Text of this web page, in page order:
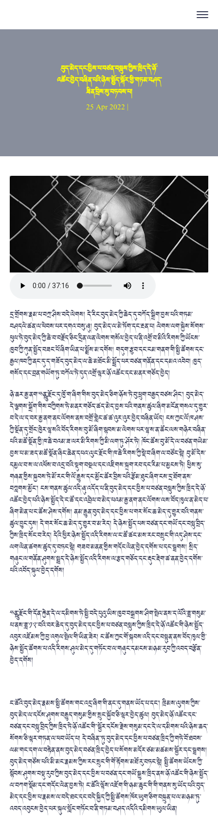
བུད་མེད་དང་བྱིས་པ་བཙན་བསླུས་ཀྱིས་ཁྲིད་དེ་ཉོ་
འཚོང་བྱེད་བཞིན་པའི་ཉེས་སྤྱོད་སྐོར་གྱི་གཏམ་བཤད་
ཟིན་བྲིས་སུ་བཏབས་པ།
25 Apr 2022 |
དྲ་གྲོགས་རྣམ་པ་བཀྲ་ཤིས་བདེ་ལེགས། དེ་རིང་བུད་མེད་ཀྱི་ཆེད་དུ་བཀོད་སྒྲིག་བྱས་པའི་གཏམ་
བཤདལེ་ཚན་ལ་ཕེབས་པར་དགའ་བསུ་ཞུ། བུད་མེད་ལ་མེ་ཏོག་དང་རྔན་པ། ལེགས་ལག་སྐྱེས་སོགས་
ཕུལ་ཏེ་བུད་མེད་ཀྱི་ཆེ་བ་བརྗོད་ཅིང་དྲིན་ལན་ལེགས་གསོལ་བྱེད་པ་ནི་འགྲོ་བ་མིའི་རིགས་ཀྱི་ཡོངས་
ཁྱབ་ཀྱི་ཀུན་སྤྱོད་བཟང་པོ་ཞིག་ཡིན་པ་སྨྲོས་མ་དགོས། གདུག་རྩུབ་དང་ངམ་གནག་གི་སྤྱི་ཚོགས་དང་
རྒྱལ་ཁབ་ཀྱི་ནང་དུ་ད་གཟོད་བུད་མེད་ལ་ཆེ་མཐོང་མི་སྤྲོད་པར་བཙན་གནོན་དང་དམའ་འབེབ། ཁྱད་
གསོད་དང་བྲན་གཡོག་ཏུ་བཀོལ་ཏེ་དུད་འགྲོ་ལྟར་ཉོ་འཚོང་དང་མནར་གཅོད་བྱེད།
ཉེ་ཆར་རྒྱ་ནག་ཧྥུན་རྫོང་དུ་ཁྱོ་ག་ཞིག་གིས་བུད་མེད་ཅིག་ཉོས་ཏེ་བུ་ཕྲུག་བརྒྱད་བཙས་ཤིང་། བུད་མེད་
དེ་ལྕགས་སྒྲོག་གིས་བཀྱིགས་ཏེ་མནར་གཅོད་ཚད་མེད་བྱས་པའི་གནས་ཚུལ་ཞིག་མངོན་གསལ་དུ་གྱུར་
བ་དེ་ལ་ད་བར་རྒྱ་ནག་ནང་ལོགས་ནས་བགྲོ་གླེང་ཚ་ཚ་འུར་འུར་བྱེད་བཞིན་ཡོད། ངས་ཀྱང་ལོ་ཁ་ཤས་
ཀྱི་སྔོན་དུ་གྲོང་ཁྱེར་ལྷ་སའི་བོད་རིགས་བུ་མོ་ཞིག་སྟབས་མ་ལེགས་པར་ལྷ་ས་ན་ཚོང་ལས་གཉེར་བཞིན་
པའི་མཚོ་སྔོན་གྱི་ཁ་ཆེ་བའམ་ཟ་ལར་མི་རིགས་ཀྱི་མི་ལག་ཏུ་ཤོར་ཏེ། ཁོང་ཚོས་བུ་མོ་དེ་ལ་བཙན་གཡེམ་
བྱས་པ་མ་ཟད་མཚོ་སྔོན་ཞིང་ཆེན་དཔའ་ལུང་རྫོང་གི་ཁ་ཆེ་རིགས་ཀྱི་སྡེ་བ་ཞིག་ལ་བཙོང་སྟེ། བུ་མོ་དེས་
དམྱལ་བ་ས་ལ་འཕོས་བ་འདྲ་བའི་སྡུག་བསྔལ་དང་འཇིགས་སྐྲག་རབ་དང་རིམ་པ་མྱངས་ཏེ། ཕྱིས་སུ་
གཞན་གྱིས་སྐྱབས་ཏེ་མོ་རང་གི་ལོ་རྒྱུས་དང་མྱོང་ཚོར་བྲིས་པའི་རྩོམ་ཐུང་ཞིག་ངས་དྲ་ཐོག་ནས་
བཀླགས་མྱོང་། ངས་གནས་ཚུལ་འདི་ཞུ་འདོད་པ་ནི་བུད་མེད་དང་བྱིས་པ་བཙན་བསླུས་ཀྱིས་ཁྲིད་དེ་ཉོ་
འཚོང་བྱེད་པའི་ཉེས་སྤྱོད་དེ་ང་ཚོ་དང་འབྲེལ་བ་མེད་པའམ་རྒྱ་ནག་ནང་ལོགས་ལས་བོད་ཁུལ་ན་མེད་པ་
ཞིག་མེན་པ་ང་ཚོས་ཤེས་དགོས། ནམ་རྒྱུན་བུད་མེད་དང་བྱིས་པ་གར་སོང་ཆ་མེད་དུ་གྱུར་བའི་གནས་
ཚུལ་བྱུང་དུས། དེ་གར་སོང་ཆ་མེད་དུ་གྱུར་བ་མ་རེད། དེ་ཉེས་སྤྱོད་པས་བཙན་དང་གཡོ་དང་བསླུ་བྲིད་
ཀྱིས་ཁྲིད་སོང་བ་རེད། དེའི་ཕྱིར་ཉེས་སྤྱོད་འདི་རིགས་ལ་ང་ཚོ་ཚང་མས་རང་བསྲུང་གི་འདུ་ཤེས་དང་
ལག་ལེན་ཚགས་ཚུད་དུ་བཏང་སྟེ། གཟབ་མནན་གྱིས་གདོང་ལེན་བྱེད་དགོས་པ་དང་སྦྲགས། སྲིད་
གཞུང་ལ་གནོན་ཤུགས་སྤྲད་དེ་ཉེས་སྤྱོད་འདི་རིགས་ལ་རྩད་གཅོད་དང་རྡུང་རྡེག་ཚ་ནན་བྱེད་དགོས་
པའི་འབོད་སྐུལ་བྱེད་དགོས།
ཧྥུན་རྫོང་གི་དོན་རྐྱེན་དེ་ལ་དམིགས་ཏེ་སྤྱི་བདེ་པུའུ་ཡིས་ཁྱབ་བསྒྲགས་ཤིག་སྤེལ་ནས་ད་ལོའི་ཟླ་གསུམ་
པ་ནས་ཟླ་༡༢་བའི་བར་ཆེད་དུ་བུད་མེད་དང་བྱིས་པ་བཙན་བསླུས་ཀྱིས་ཁྲིད་དེ་ཉོ་འཚོང་གི་ཉེས་སྤྱོད་
འབུར་འཇོམས་ཀྱི་བྱ་འགུལ་སྤེལ་གི་ཡིན་ཟེར། ང་ཚོས་ཀྱང་གོ་སྐབས་འདི་དང་བསྟུན་ནས་བོད་ཁུལ་གྱི་
ཉེས་སྤྱོད་ཚོགས་པ་འདི་རིགས་ཤུལ་མེད་དུ་གཏོང་བ་ལ་གཞུང་དམངས་མཉམ་རུབ་ཀྱི་འབད་བརྩོན་
བྱེད་དགོས།
ང་ཚོའི་བུད་མེད་རྣམས་སྤྱི་ཚོགས་གང་འདྲ་ཞིག་གི་ནང་དུ་གནས་ཡོད་པ་དང་། ཁྲིམས་ལུགས་ཀྱིས་
བུད་མེད་ལ་དངོས་ཤུགས་བརྒྱུད་གསུམ་གྱིས་སྲུང་སྐྱོབ་ཅི་ལྟར་བྱེད་ཚུལ། བུད་མེད་ཉོ་འཚོང་དང་
བཙན་དང་བསླུ་བྲིད་ཀྱིས་ཁྲིད་ཏེ་ཉོ་འཚོང་གི་་སྦྱོར་དངོས་རྗེས་གསུམ་དང་དེ་ལ་དམིགས་པའི་ཉེས་ཆད་
སོགས་ཅི་ལྟར་གཏན་ལ་ཕབ་ཡོད་པ། དེ་བཞིན་་ཏུ་བུད་མེད་དང་བྱིས་པ་བཙན་ཁྲིད་ཀྱི་གཏེ་བོ་ཐབས་
ལམ་གང་དག་ལ་བརྟེན་ནས་བུད་མེད་བཙན་ཁྲིད་བྱེད་པ་སོགས་མདོར་ཙམ་མཚམས་སྦྱོར་དང་སྦྲགས།
བུད་མེད་གཙོས་པའི་མི་མང་རྣམས་ཀྱིས་རང་སྲུང་གི་གོ་རྟོགས་མཐོ་རུ་བཏང་སྟེ། སྤྱི་ཚོགས་ཡོངས་ཀྱི་
སྟོབས་ཤུགས་བསྡུ་རུབ་ཀྱིས་བུད་མེད་དང་བྱིས་པ་བཙན་དང་གཡོ་སྒྱུས་ཁྲིད་ནས་ཉོ་འཚོང་གི་ཉེས་སྤྱོད་
ལ་བཀག་སྡོམ་དང་གདོང་ལེན་བྱས་ཏེ། ང་ཚོའི་ལྟོས་འཇོག་གི་ཉམ་ཆུང་གི་གི་གནས་སུ་ཡོད་པའི་བུད་
མེད་དང་བྱིས་པ་རྣམས་ལ་བདེ་ཐང་དང་བདེ་སྐྱིད་ཀྱི་སྤྱི་ཚོགས་ཁོར་ཡུག་ཅིག་བསྐྲུན་པ་ལ་མཉམ་ཏུ་
འབད་འབུངས་བྱེད་པར་སྐུལ་སློང་གཏོང་བ་ནི་གཏམ་བཤད་འདིའི་དམིགས་ཡུལ་ཡིན།